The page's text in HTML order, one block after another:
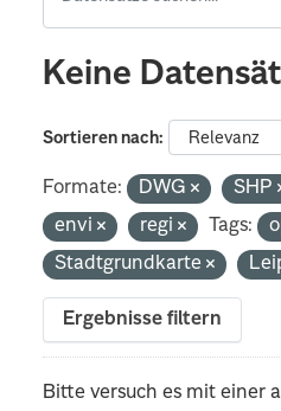
Keine
Sortieren nach
Formate: DWG SHP
envi
regi Tags:
Stadtgrundkarte
Ergebnisse filtern
Bitte versuch es mit einer